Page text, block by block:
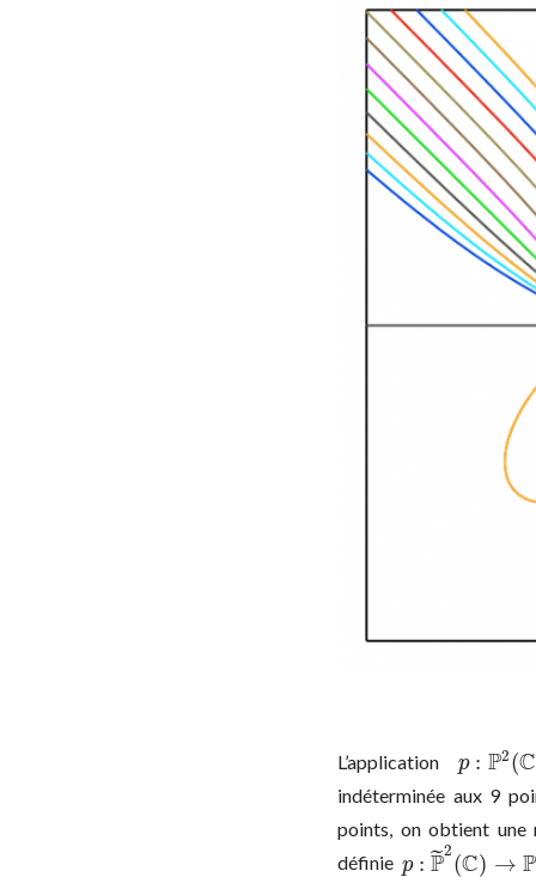
L’applicationp : P2(C
p: P 2(C)
indéterminée aux 9
points, on obtient
définie p : P
˜2(C) → P
p: P ~2 (C)→ P1 (C